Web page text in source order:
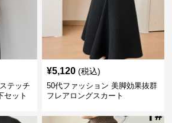
テッチ
セット
¥5,120 (税込)
50代ファッション 美脚効果抜群
フレアロングスカート